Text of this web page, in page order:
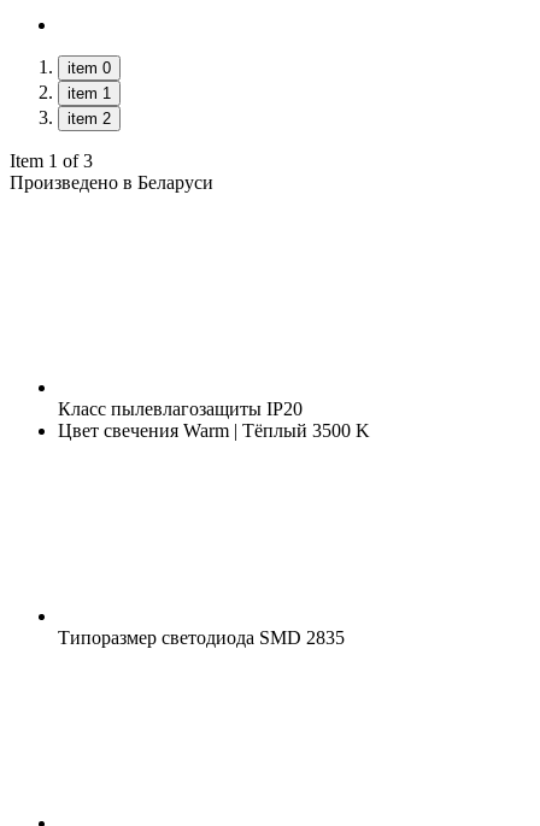
item 0
item 1
item 2
Item 1 of 3
Произведено в Беларуси
Класс пылевлагозащиты IP20
Цвет свечения Warm | Тёплый 3500 K
Типоразмер светодиода SMD 2835